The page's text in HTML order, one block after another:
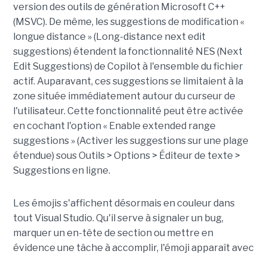
version des outils de génération Microsoft C++
(MSVC). De même, les suggestions de modification «
longue distance » (Long-distance next edit
suggestions) étendent la fonctionnalité NES (Next
Edit Suggestions) de Copilot à l'ensemble du fichier
actif. Auparavant, ces suggestions se limitaient à la
zone située immédiatement autour du curseur de
l'utilisateur. Cette fonctionnalité peut être activée
en cochant l'option « Enable extended range
suggestions » (Activer les suggestions sur une plage
étendue) sous Outils > Options > Éditeur de texte >
Suggestions en ligne.
Les émojis s'affichent désormais en couleur dans
tout Visual Studio. Qu'il serve à signaler un bug,
marquer un en-tête de section ou mettre en
évidence une tâche à accomplir, l'émoji apparaît avec